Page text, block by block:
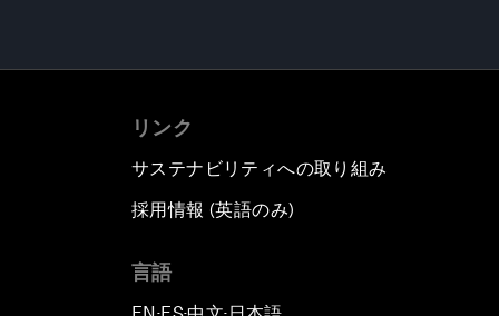
リンク
サステナビリティへの取り組み
採用情報 (英語のみ)
言語
▪ ▪ ▪